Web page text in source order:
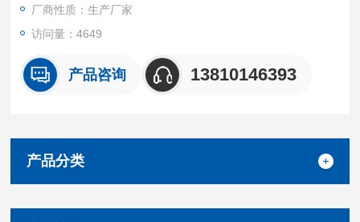
厂商性质：生产厂家
访问量：4649
产品咨询 13810146393
产品分类